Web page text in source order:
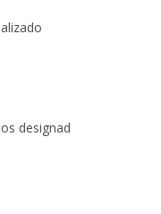
designad